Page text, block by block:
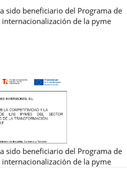
sido beneficiario del Programa de
de la pyme
sido beneficiario del Programa de
de la pyme